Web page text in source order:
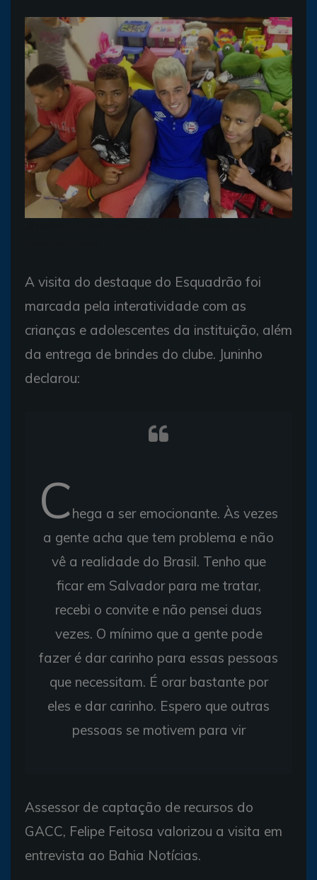
A visita do destaque do Esquadrão foi
marcada pela interatividade com as
crianças e adolescentes da instituição, além
da entrega de brindes do clube. Juninho
declarou:
Chega a ser emocionante. Às vezes
a gente acha que tem problema e não
vê a realidade do Brasil. Tenho que
ficar em Salvador para me tratar,
recebi o convite e não pensei duas
vezes. O mínimo que a gente pode
fazer é dar carinho para essas pessoas
que necessitam. É orar bastante por
eles e dar carinho. Espero que outras
pessoas se motivem para vir
Assessor de captação de recursos do
GACC, Felipe Feitosa valorizou a visita em
entrevista ao Bahia Notícias.